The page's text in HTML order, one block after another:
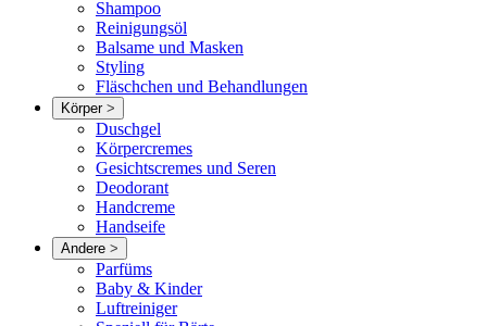
Shampoo
Reinigungsöl
Balsame und Masken
Styling
Fläschchen und Behandlungen
Körper >
Duschgel
Körpercremes
Gesichtscremes und Seren
Deodorant
Handcreme
Handseife
Andere >
Parfüms
Baby & Kinder
Luftreiniger